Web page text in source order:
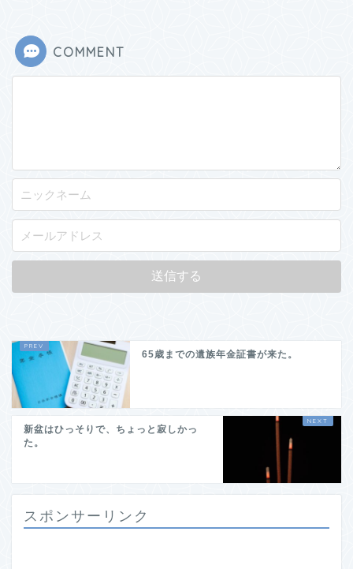
COMMENT
65歳までの遺族年金証書が来た。
新盆はひっそりで、ちょっと寂しかっ
た。
スポンサーリンク